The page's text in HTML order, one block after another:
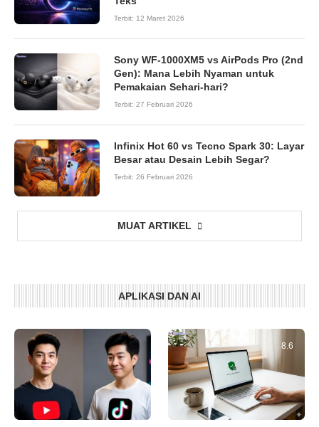
Terbit: 12 Maret 2026
Sony WF-1000XM5 vs AirPods Pro (2nd
Gen): Mana Lebih Nyaman untuk
Pemakaian Sehari-hari?
Terbit: 27 Februari 2026
Infinix Hot 60 vs Tecno Spark 30: Layar
Besar atau Desain Lebih Segar?
Terbit: 26 Februari 2026
MUAT ARTIKEL
APLIKASI DAN AI
8.6